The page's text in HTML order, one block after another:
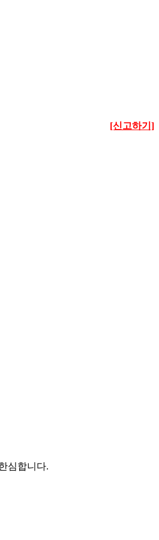
[신고하기]
심합니다.